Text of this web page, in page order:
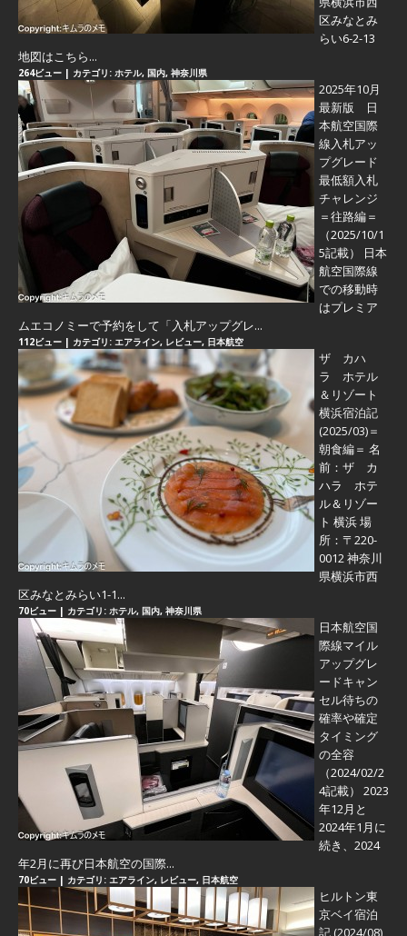
区みなとみ
らい6-2-13
地図はこちら...
264ビュー | カテゴリ: ホテル, 国内, 神奈川県
2025年10月
最新版 日
本航空国際
線入札アッ
プグレード
最低額入札
チャレンジ
＝往路編＝
（2025/10/1
5記載） 日本
航空国際線
での移動時
はプレミア
ムエコノミーで予約をして「入札アップグレ...
112ビュー | カテゴリ: エアライン, レビュー, 日本航空
ザ カハ
ラ ホテル
＆リゾート
横浜宿泊記
(2025/03)＝
朝食編＝ 名
前：ザ カ
ハラ ホテ
ル＆リゾー
ト 横浜 場
所：〒220-
0012 神奈川
県横浜市西
区みなとみらい1-1...
70ビュー | カテゴリ: ホテル, 国内, 神奈川県
日本航空国
際線マイル
アップグレ
ードキャン
セル待ちの
確率や確定
タイミング
の全容
（2024/02/2
4記載） 2023
年12月と
2024年1月に
続き、2024
年2月に再び日本航空の国際...
70ビュー | カテゴリ: エアライン, レビュー, 日本航空
ヒルトン東
京ベイ宿泊
記 (2024/08)